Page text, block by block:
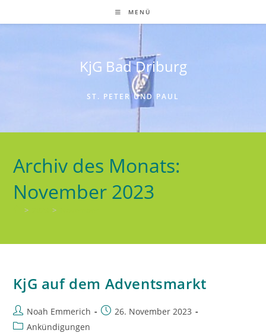
Inhalt
MENÜ
KjG Bad Driburg
ST. PETER UND PAUL
Archiv des Monats:
November 2023
> >
KjG auf dem Adventsmarkt
Beitrags-
Autor:
Noah Emmerich
Beitrag26. November 2023
Beitrags-
Ankündigungen